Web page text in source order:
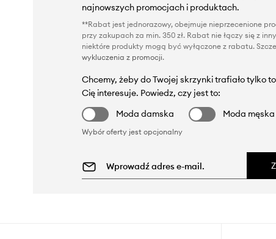
najnowszych promocjach i produktach.
**Rabat jest jednorazowy, obejmuje nieprzecenione
przy zakupach za min. 350 zł. Rabat nie łączy się z
niektóre produkty mogą być wyłączone z rabatu.
wykluczenia z promocji.
Chcemy, żeby do Twojej skrzynki trafiało tylko
Cię interesuje. Powiedz, czy jest to:
Moda damska
Moda męska
Wybór oferty jest opcjonalny